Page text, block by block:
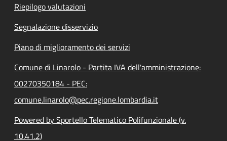
Riepilogo valutazioni
Segnalazione disservizio
Piano di miglioramento dei servizi
Comune di Linarolo - Partita IVA dell'amministrazione:
00270350184 - PEC:
comune.linarolo@pec.regione.lombardia.it
Powered by Sportello Telematico Polifunzionale (v.
10.41.2)